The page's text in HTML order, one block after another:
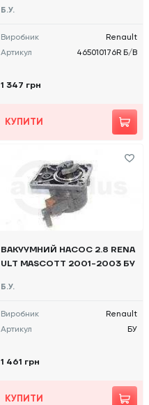
В
Б.У.
Виробник
Renault
Артикул
465010176R Б/В
1 347 грн
КУПИТИ
ВАКУУМНИЙ НАСОС 2.8 RENA
ULT MASCOTT 2001-2003 БУ
Б.У.
Виробник
Renault
Артикул
БУ
1 461 грн
КУПИТИ